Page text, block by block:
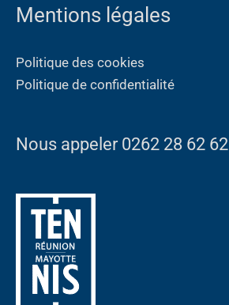
Mentions légales
Politique des cookies
Politique de confidentialité
Nous appeler 0262 28 62 62